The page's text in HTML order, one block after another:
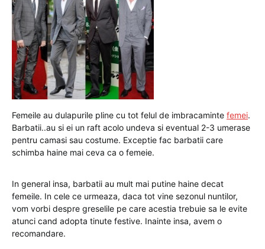
Femeile au dulapurile pline cu tot felul de imbracaminte femei.
Barbatii..au si ei un raft acolo undeva si eventual 2-3 umerase
pentru camasi sau costume. Exceptie fac barbatii care
schimba haine mai ceva ca o femeie.
In general insa, barbatii au mult mai putine haine decat
femeile. In cele ce urmeaza, daca tot vine sezonul nuntilor,
vom vorbi despre greselile pe care acestia trebuie sa le evite
atunci cand adopta tinute festive. Inainte insa, avem o
recomandare.